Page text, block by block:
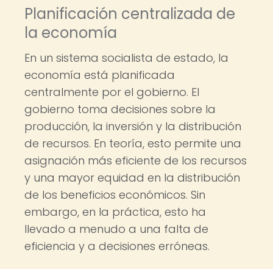
Planificación centralizada de
la economía
En un sistema socialista de estado, la
economía está planificada
centralmente por el gobierno. El
gobierno toma decisiones sobre la
producción, la inversión y la distribución
de recursos. En teoría, esto permite una
asignación más eficiente de los recursos
y una mayor equidad en la distribución
de los beneficios económicos. Sin
embargo, en la práctica, esto ha
llevado a menudo a una falta de
eficiencia y a decisiones erróneas.